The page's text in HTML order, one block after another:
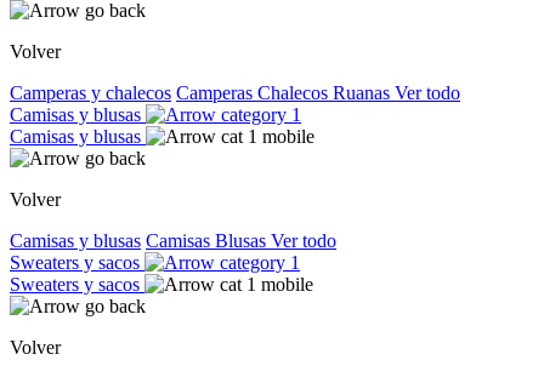
Volver
Camperas y chalecos Camperas Chalecos Ruanas Ver todo
Camisas y blusas
Camisas y blusas
Volver
Camisas y blusas Camisas Blusas Ver todo
Sweaters y sacos
Sweaters y sacos
Volver